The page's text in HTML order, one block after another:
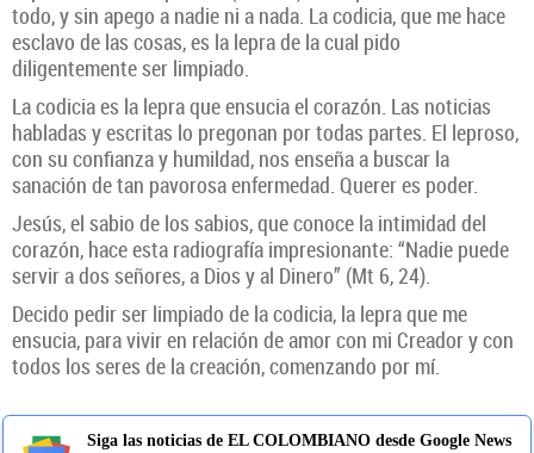
todo, y sin apego a nadie ni a nada. La codicia, que me hace
esclavo de las cosas, es la lepra de la cual pido
diligentemente ser limpiado.
La codicia es la lepra que ensucia el corazón. Las noticias
habladas y escritas lo pregonan por todas partes. El leproso,
con su confianza y humildad, nos enseña a buscar la
sanación de tan pavorosa enfermedad. Querer es poder.
Jesús, el sabio de los sabios, que conoce la intimidad del
corazón, hace esta radiografía impresionante: “Nadie puede
servir a dos señores, a Dios y al Dinero” (Mt 6, 24).
Decido pedir ser limpiado de la codicia, la lepra que me
ensucia, para vivir en relación de amor con mi Creador y con
todos los seres de la creación, comenzando por mí.
Siga las noticias de EL COLOMBIANO desde Google News